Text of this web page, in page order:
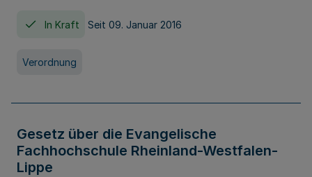
In Kraft Seit 09. Januar 2016
Verordnung
Gesetz über die Evangelische
Fachhochschule Rheinland-Westfalen-
Lippe